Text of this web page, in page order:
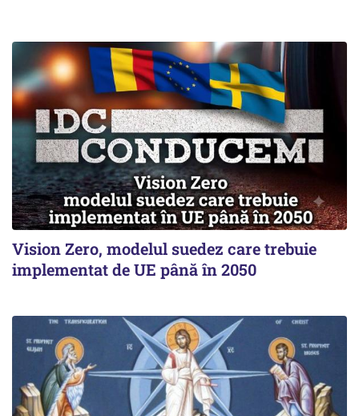
Vision Zero, modelul suedez care trebuie
implementat de UE până în 2050